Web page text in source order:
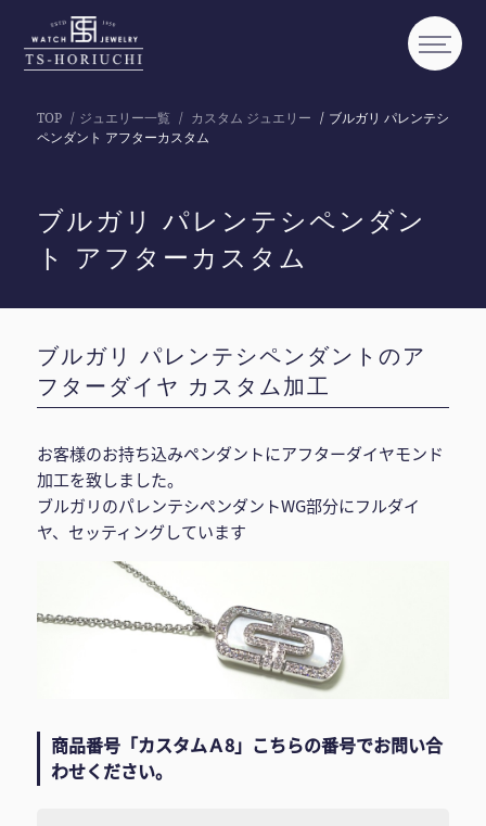
TOP ジュエリー一覧 カスタム ジュエリー
ブルガリ パレンテシ
ペンダント アフターカスタム
ブルガリ パレンテシペンダン
ト アフターカスタム
ブルガリ パレンテシペンダントのア
フターダイヤ カスタム加工
お客様のお持ち込みペンダントにアフターダイヤモンド
加工を致しました。
ブルガリのパレンテシペンダントWG部分にフルダイ
ヤ、セッティングしています
商品番号「カスタムＡ8」こちらの番号でお問い合
わせください。